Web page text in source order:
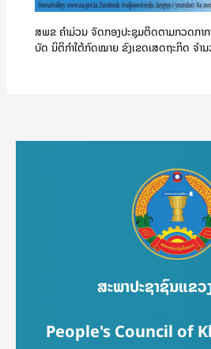
ສພຂ ຄໍາມ່ວນ ຈັດກອງປະຊຸມຕິດຕາມກວດກາກ
ບັດ ນິຕິກຳໃຕ້ກົດໝາຍ ຂົງເຂດເສດຖະກິດ ຈໍາ
ສະພາປະຊາຊົນແຂ
People's Council of